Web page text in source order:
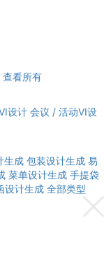
查看所有
设计 会议 / 活动VI设
生成 包装设计生成 易
菜单设计生成 手提袋
设计生成 全部类型